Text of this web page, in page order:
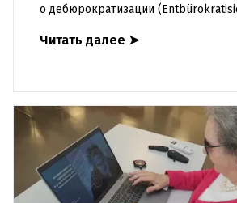
о дебюрократизации
проанализированы около 5
Читать далее ➤